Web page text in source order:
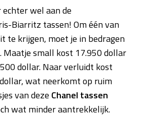
wel aan de
Biarritz tassen! Om één van
te krijgen, moet je in bedragen
Maatje small kost 17.950 dollar
dollar. Naar verluidt kost
wat neerkomt op ruim
van deze Chanel tassen
wat minder aantrekkelijk.